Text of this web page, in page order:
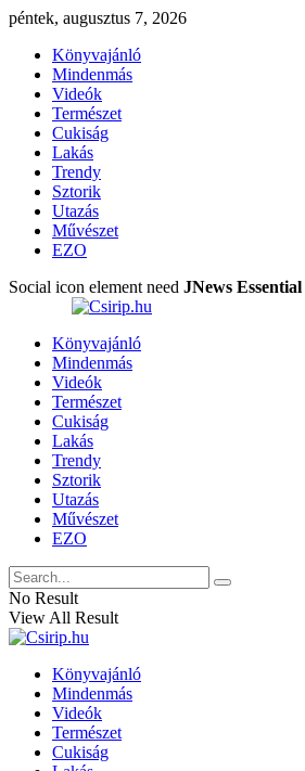
péntek, augusztus 7, 2026
Könyvajánló
Mindenmás
Videók
Természet
Cukiság
Lakás
Trendy
Sztorik
Utazás
Művészet
EZO
Social icon element need JNews Essential
Könyvajánló
Mindenmás
Videók
Természet
Cukiság
Lakás
Trendy
Sztorik
Utazás
Művészet
EZO
No Result
View All Result
Könyvajánló
Mindenmás
Videók
Természet
Cukiság